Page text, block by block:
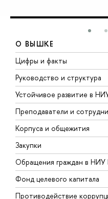
О ВЫШКЕ
Цифры и факты
Руководство и структура
Устойчивое развитие в
Преподаватели и
Корпуса и общежития
Закупки
Обращения граждан в
Фонд целевого капитала
Противодействие